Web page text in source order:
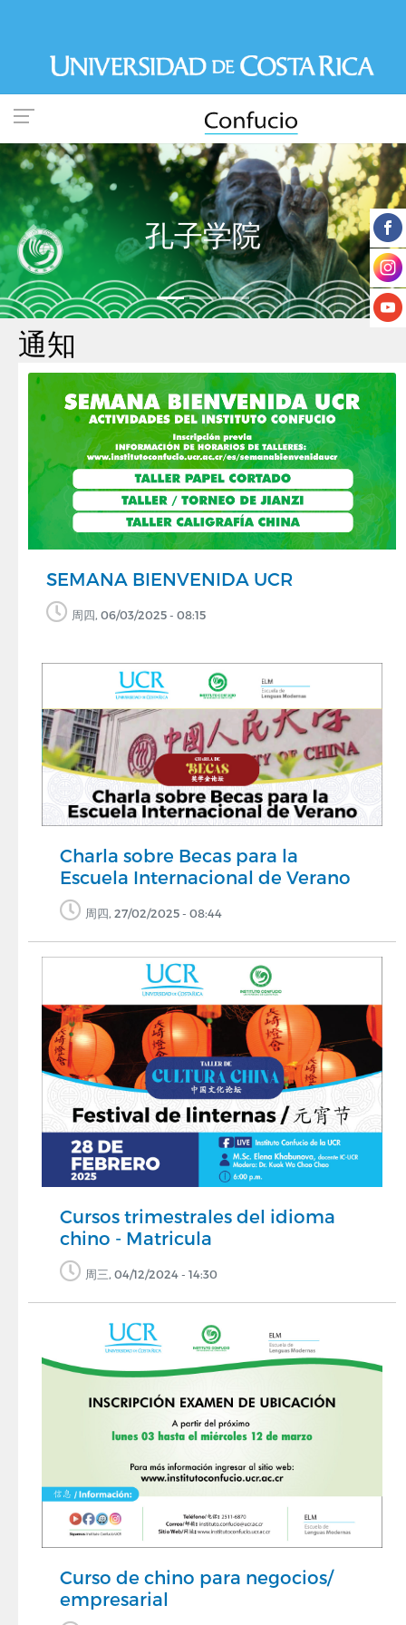
到
内
容
孔子学院
Previous
通知
SEMANA BIENVENIDA UCR
周四, 06/03/2025 - 08:15
Charla sobre Becas para la
Escuela Internacional de Verano
周四, 27/02/2025 - 08:44
Cursos trimestrales del idioma
chino - Matricula
周三, 04/12/2024 - 14:30
Curso de chino para negocios/
empresarial